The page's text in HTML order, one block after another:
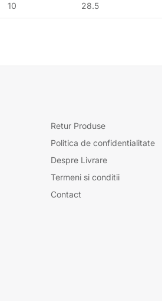
10 28.5
Retur Produse
Politica de confidentialitate
Despre Livrare
Termeni si conditii
Contact